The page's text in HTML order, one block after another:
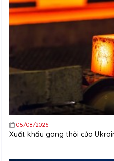
05/08/2026
Xuất khẩu gang thỏi của